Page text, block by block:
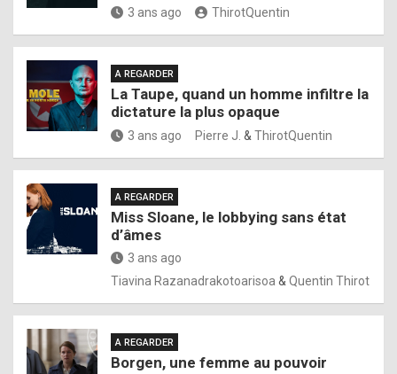
3 ans ago ThirotQuentin
A REGARDER
La Taupe, quand un homme infiltre la
dictature la plus opaque
3 ans ago Pierre J. & ThirotQuentin
A REGARDER
Miss Sloane, le lobbying sans état
d’âmes
3 ans ago
Tiavina Razanadrakotoarisoa & Quentin Thirot
A REGARDER
Borgen, une femme au pouvoir